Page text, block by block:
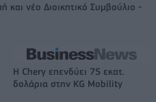
και νέο Διοικητικό Συμβούλιο -
Η Chery επενδύει 75 εκατ.
δολάρια στην KG Mobility